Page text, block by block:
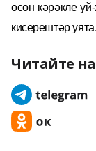
өсөн кәрәкле
кисерештәр уята.
Читайте